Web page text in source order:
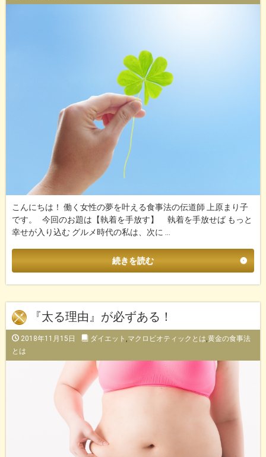
こんにちは！ 働く女性の夢を叶える食事法の伝道師 上原まり子
です。 今回のお題は【執着を手放す】 執着を手放せば もっと
幸せが入り込む グルメ時代の私は、次に …
続きを読む
『太る理由』が必ずある！
2018年11月15日 ダイエット ,マクロビオティックとは,黄金の食事法
とは